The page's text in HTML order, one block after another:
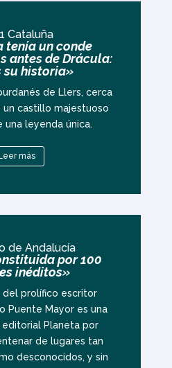
Cataluña
tenía un conde
antes de Drácula:
su historia»
de Llers, cerca
un castillo majestuoso
una leyenda única.
Leer más
de Andalucía
por 100
inéditos»
del prolífico escritor
Puente Mayor es una
Planeta por
de lugares tan
desconocidos, y sin